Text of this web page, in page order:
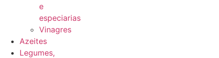
e
especiarias
Vinagres
Azeites
Legumes,